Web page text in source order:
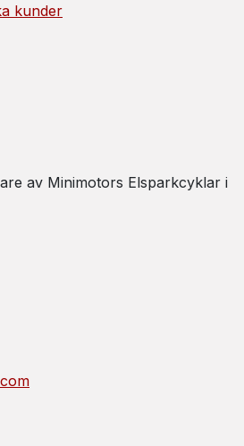
kunder
av Minimotors Elsparkcyklar i